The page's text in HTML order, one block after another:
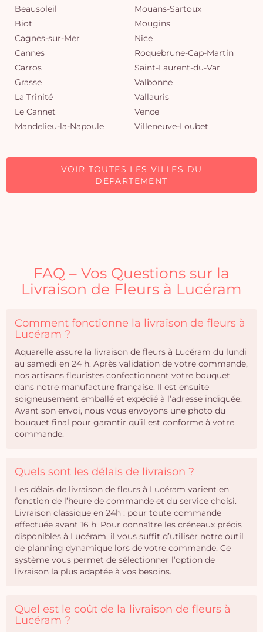
Beausoleil
Biot
Cagnes-sur-Mer
Cannes
Carros
Grasse
La Trinité
Le Cannet
Mandelieu-la-Napoule
Mouans-Sartoux
Mougins
Nice
Roquebrune-Cap-Martin
Saint-Laurent-du-Var
Valbonne
Vallauris
Vence
Villeneuve-Loubet
VOIR TOUTES LES VILLES DU
DÉPARTEMENT
FAQ – Vos Questions sur la
Livraison de Fleurs à Lucéram
Comment fonctionne la livraison de fleurs à
Lucéram ?
Aquarelle assure la livraison de fleurs à Lucéram du lundi
au samedi en 24 h. Après validation de votre commande,
nos artisans fleuristes confectionnent votre bouquet
dans notre manufacture française. Il est ensuite
soigneusement emballé et expédié à l’adresse indiquée.
Avant son envoi, nous vous envoyons une photo du
bouquet final pour garantir qu’il est conforme à votre
commande.
Quels sont les délais de livraison ?
Les délais de livraison de fleurs à Lucéram varient en
fonction de l’heure de commande et du service choisi.
Livraison classique en 24h : pour toute commande
effectuée avant 16 h. Pour connaître les créneaux précis
disponibles à Lucéram, il vous suffit d’utiliser notre outil
de planning dynamique lors de votre commande. Ce
système vous permet de sélectionner l’option de
livraison la plus adaptée à vos besoins.
Quel est le coût de la livraison de fleurs à
Lucéram ?